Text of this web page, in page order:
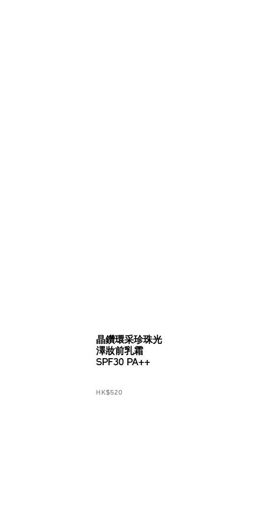
晶鑽環采珍珠光
澤妝前乳霜
SPF30 PA++
HK$520